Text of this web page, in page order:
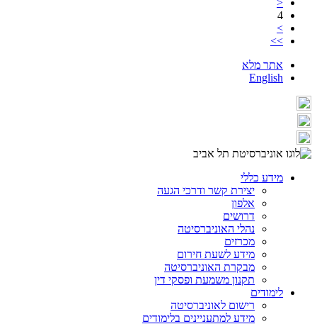
<
4
>
>>
אתר מלא
English
מידע כללי
יצירת קשר ודרכי הגעה
אלפון
דרושים
נהלי האוניברסיטה
מכרזים
מידע לשעת חירום
מבקרת האוניברסיטה
תקנון משמעת ופסקי דין
לימודים
רישום לאוניברסיטה
מידע למתעניינים בלימודים